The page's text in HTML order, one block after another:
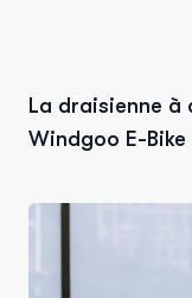
La draisienne à
Windgoo E-Bike